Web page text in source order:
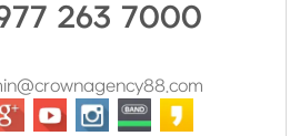
263 7000